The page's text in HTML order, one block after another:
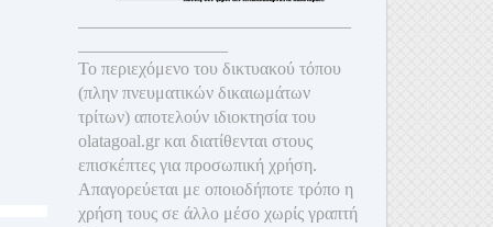
Το περιεχόμενο του δικτυακού τόπου
(πλην πνευματικών δικαιωμάτων
τρίτων) αποτελούν ιδιοκτησία του
olatagoal.gr και διατίθενται στους
επισκέπτες για προσωπική χρήση.
Απαγορεύεται με οποιοδήποτε τρόπο η
χρήση τους σε άλλο μέσο χωρίς γραπτή